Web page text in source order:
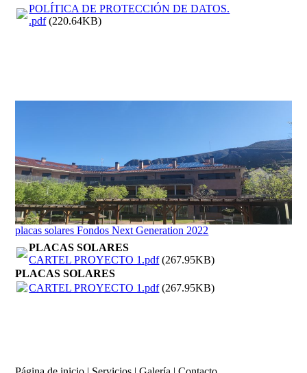
POLÍTICA DE PROTECCIÓN DE DATOS.
.pdf(220.64KB)
placas solares Fondos Next Generation 2022
PLACAS SOLARES
CARTEL PROYECTO 1.pdf(267.95KB)
PLACAS SOLARES
CARTEL PROYECTO 1.pdf(267.95KB)